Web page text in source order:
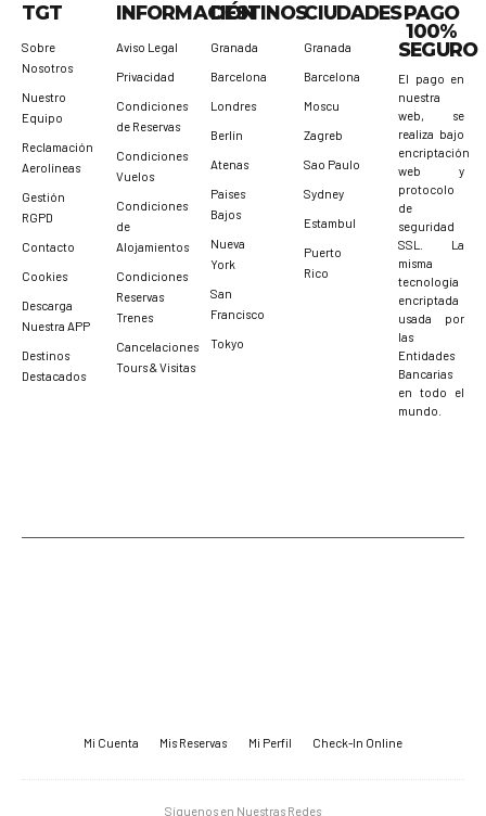
TGT
Sobre
Nosotros
Nuestro
Equipo
Reclamación
Aerolíneas
Gestión
RGPD
Contacto
Cookies
Descarga
Nuestra APP
Destinos
Destacados
INFORMACIÓN
Aviso Legal
Privacidad
Condiciones
de Reservas
Condiciones
Vuelos
Condiciones
de
Alojamientos
Condiciones
Reservas
Trenes
Cancelaciones
Tours & Visitas
DESTINOS
Granada
Barcelona
Londres
Berlín
Atenas
Paises
Bajos
Nueva
York
San
Francisco
Tokyo
CIUDADES
Granada
Barcelona
Moscu
Zagreb
Sao Paulo
Sydney
Estambul
Puerto
Rico
PAGO
100%
SEGURO
El pago en
nuestra
web, se
realiza bajo
encriptación
web y
protocolo
de
seguridad
SSL. La
misma
tecnología
encriptada
usada por
las
Entidades
Bancarias
en todo el
mundo.
Mi Cuenta Mis Reservas Mi Perfil Check-In Online
Síguenos en Nuestras Redes